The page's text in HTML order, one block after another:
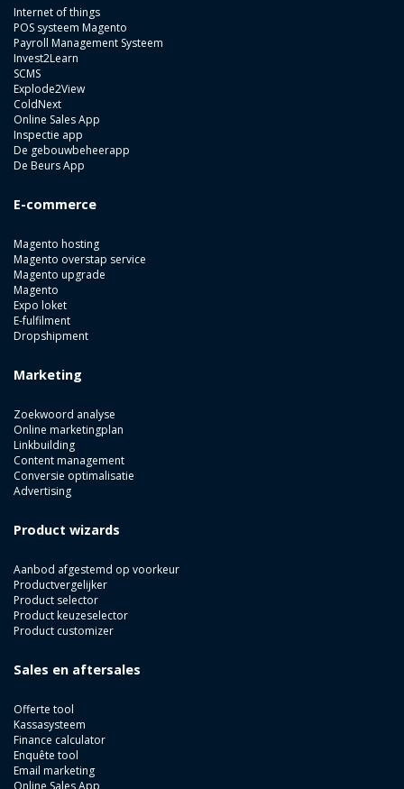
Internet of things
POS systeem Magento
Payroll Management Systeem
Invest2Learn
SCMS
Explode2View
ColdNext
Online Sales App
Inspectie app
De gebouwbeheerapp
De Beurs App
E-commerce
Magento hosting
Magento overstap service
Magento upgrade
Magento
Expo loket
E-fulfilment
Dropshipment
Marketing
Zoekwoord analyse
Online marketingplan
Linkbuilding
Content management
Conversie optimalisatie
Advertising
Product wizards
Aanbod afgestemd op voorkeur
Productvergelijker
Product selector
Product keuzeselector
Product customizer
Sales en aftersales
Offerte tool
Kassasysteem
Finance calculator
Enquête tool
Email marketing
Online Sales App